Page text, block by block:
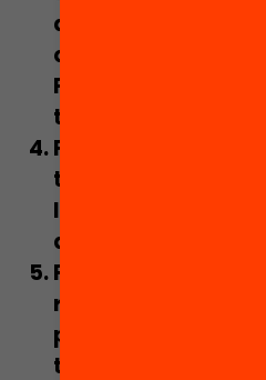
apunta una
que has formulat
Finalment es
tothom i es debat.
Fes que dissenyin
temes treballats
les eines gratuïtes
actualment
Fes que creïn una
recursos
petits jocs sobre
treballats en una o